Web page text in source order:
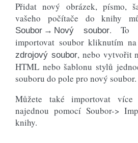
Přidat nový obrázek, písmo,
vašeho počítače do knihy
Soubor → Nový soubor. To
importovat soubor kliknutím
zdrojový soubor, nebo vytvořit
HTML nebo šablonu stylů
souboru do pole pro nový soubor.
Můžete také importovat
najednou pomocí Soubor->
knihy.